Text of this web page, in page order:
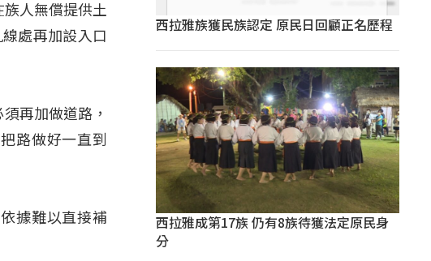
人無償提供土
處再加設入口
再加做道路，
路做好一直到
據難以直接補
西拉雅族獲民族認定 原民日回顧正名歷程
西拉雅成第17族 仍有8族待獲法定原民身
分